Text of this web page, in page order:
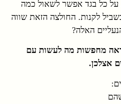
על כל בגד אפשר לשאול כמה
לקנות. החולצה הזאת שווה
האלה?
מחפשות מה לעשות עם
אצלכן.